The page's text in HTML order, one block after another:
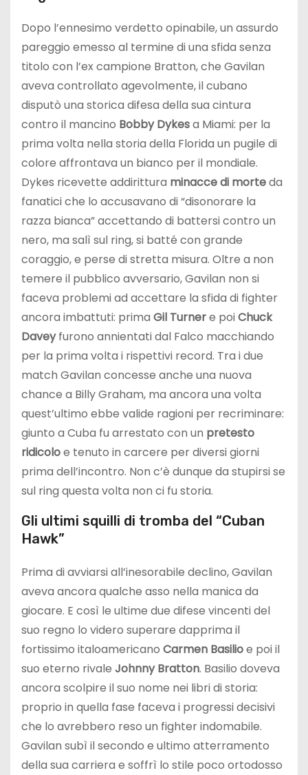
Dopo l’ennesimo verdetto opinabile, un assurdo
pareggio emesso al termine di una sfida senza
titolo con l’ex campione Bratton, che Gavilan
aveva controllato agevolmente, il cubano
disputò una storica difesa della sua cintura
contro il mancino Bobby Dykesa Miami: per la
prima volta nella storia della Florida un pugile di
colore affrontava un bianco per il mondiale.
Dykes ricevette addirittura minacce di morteda
fanatici che lo accusavano di “disonorare la
razza bianca” accettando di battersi contro un
nero, ma salì sul ring, si batté con grande
coraggio, e perse di stretta misura. Oltre a non
temere il pubblico avversario, Gavilan non si
faceva problemi ad accettare la sfida di fighter
ancora imbattuti: prima Gil Turnere poiChuck
Daveyfurono annientati dal Falco macchiando
per la prima volta i rispettivi record. Tra i due
match Gavilan concesse anche una nuova
chance a Billy Graham, ma ancora una volta
quest’ultimo ebbe valide ragioni per recriminare:
giunto a Cuba fu arrestato con un pretesto
ridicoloe tenuto in carcere per diversi giorni
prima dell’incontro. Non c’è dunque da stupirsi se
sul ring questa volta non ci fu storia.
Gli ultimi squilli di tromba del “Cuban
Hawk”
Prima di avviarsi all’inesorabile declino, Gavilan
aveva ancora qualche asso nella manica da
giocare. E così le ultime due difese vincenti del
suo regno lo videro superare dapprima il
fortissimo italoamericano Carmen Basilioe poi il
suo eterno rivale Johnny Bratton. Basilio doveva
ancora scolpire il suo nome nei libri di storia:
proprio in quella fase faceva i progressi decisivi
che lo avrebbero reso un fighter indomabile.
Gavilan subì il secondo e ultimo atterramento
della sua carriera e soffrì lo stile poco ortodosso